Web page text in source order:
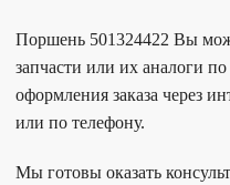
Поршень 501324422 Вы
запчасти или их аналоги
оформления заказа через
или по телефону.
Мы готовы оказать